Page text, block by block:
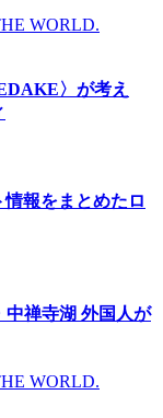
WORLD.
〉が考え
報をまとめたロ
禅寺湖 外国人が
WORLD.